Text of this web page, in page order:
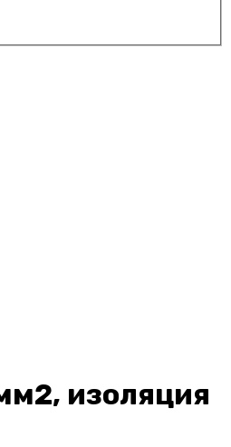
изоляция